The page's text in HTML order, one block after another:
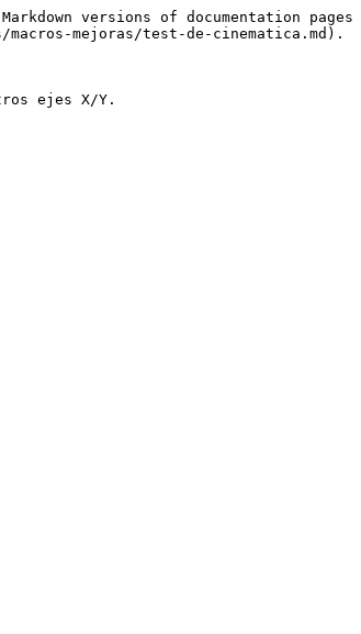
versions of documentation pages
mejoras/test-de-cinematica.md).
ejes X/Y.